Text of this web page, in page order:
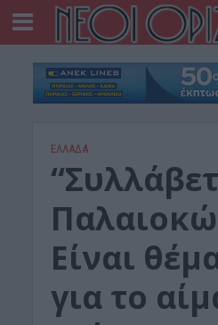
ΕΛΛΑΔΑ
Είναι
για το